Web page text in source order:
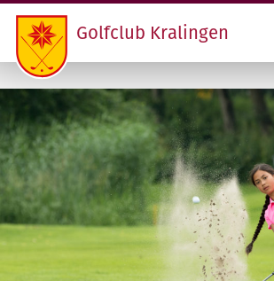
Golfclub Kralingen
010 45 22 475
INLOGGEN LEDEN
CONTACT
LIDMAATSCHAP EN